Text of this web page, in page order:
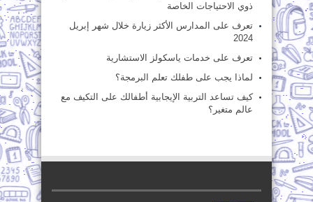
ذوي الاحتياجات الخاصة
تعرف على المدارس الأكثر زيارة خلال شهر إبريل
2024
تعرف على خدمات ياسكولز الاستشارية
لماذا يجب على طفلك تعلم البرمجة؟
كيف تساعد التربية الإيجابية أطفالك على التكيف مع
عالم متغير؟